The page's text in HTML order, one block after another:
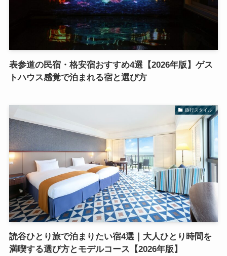
表参道の民宿・格安宿おすすめ4選【2026年版】ゲス
トハウス感覚で泊まれる宿と選び方
旅行スタイル
読谷ひとり旅で泊まりたい宿4選｜大人ひとり時間を
満喫する選び方とモデルコース【2026年版】